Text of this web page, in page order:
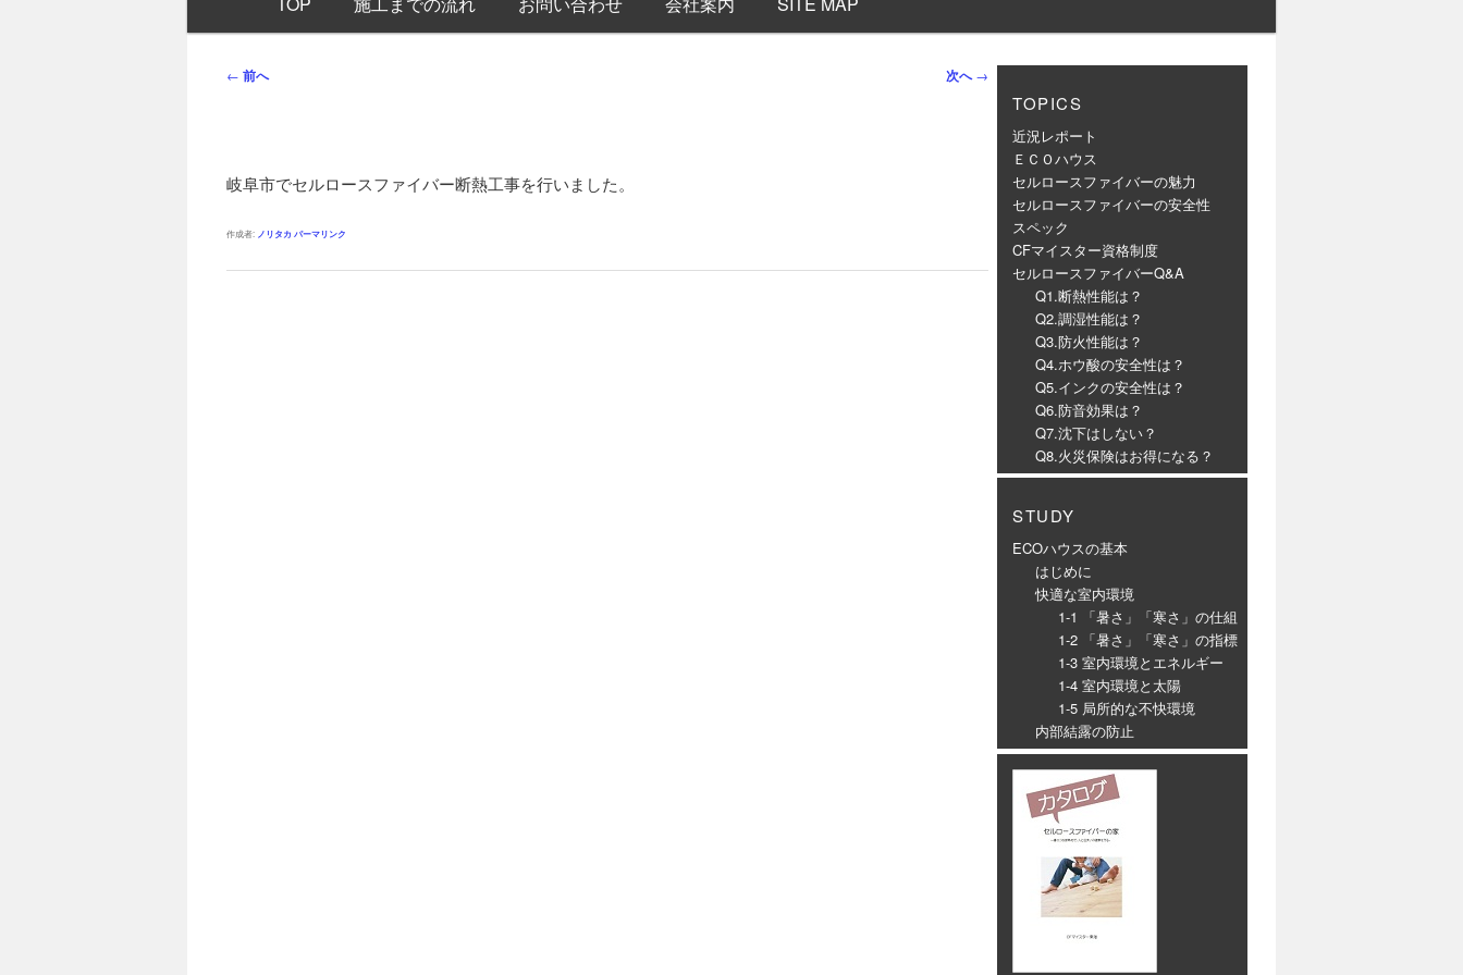
ン
投
ゲ
シ
← 前へ 次へ→
岐阜市でセルロースファイバー断熱工事を行いました。
作成者: ノリタカ パーマリンク
TOPICS
近況レポート
ＥＣＯハウス
セルロースファイバーの魅力
セルロースファイバーの安全性
スペック
CFマイスター資格制度
セルロースファイバーQ&A
Q1.断熱性能は？
Q2.調湿性能は？
Q3.防火性能は？
Q4.ホウ酸の安全性は？
Q5.インクの安全性は？
Q6.防音効果は？
Q7.沈下はしない？
Q8.火災保険はお得になる？
STUDY
ECOハウスの基本
はじめに
快適な室内環境
1-1 「暑さ」「寒さ」の仕組
1-2 「暑さ」「寒さ」の指標
1-3 室内環境とエネルギー
1-4 室内環境と太陽
1-5 局所的な不快環境
内部結露の防止